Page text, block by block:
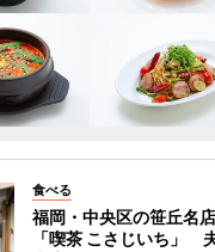
食べる
福岡・中央区の笹丘名
「喫茶 こさじいち」